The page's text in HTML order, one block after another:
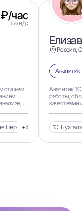
час
без НДС
стажем
Персоналом 1С:
+4
Россия,
Аналитик
Аналитик
работы,
качествами
1С: